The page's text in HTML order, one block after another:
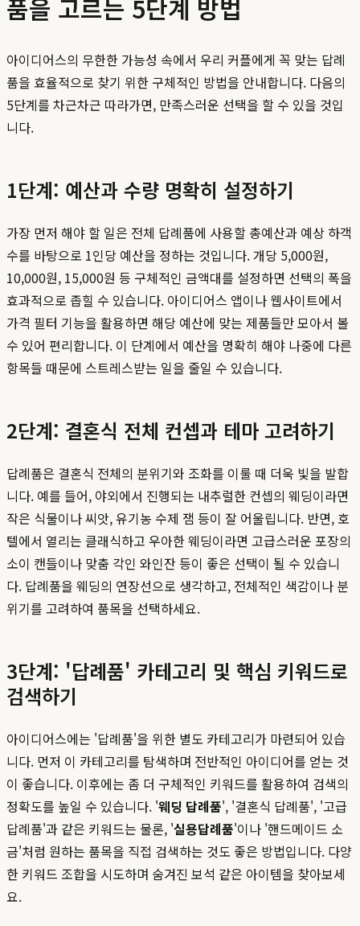
품을 고르는 5단계 방법
아이디어스의 무한한 가능성 속에서 우리 커플에게 꼭 맞는 답례
품을 효율적으로 찾기 위한 구체적인 방법을 안내합니다. 다음의
5단계를 차근차근 따라가면, 만족스러운 선택을 할 수 있을 것입
니다.
1단계: 예산과 수량 명확히 설정하기
가장 먼저 해야 할 일은 전체 답례품에 사용할 총예산과 예상 하객
수를 바탕으로 1인당 예산을 정하는 것입니다. 개당 5,000원,
10,000원, 15,000원 등 구체적인 금액대를 설정하면 선택의 폭을
효과적으로 좁힐 수 있습니다. 아이디어스 앱이나 웹사이트에서
가격 필터 기능을 활용하면 해당 예산에 맞는 제품들만 모아서 볼
수 있어 편리합니다. 이 단계에서 예산을 명확히 해야 나중에 다른
항목들 때문에 스트레스받는 일을 줄일 수 있습니다.
2단계: 결혼식 전체 컨셉과 테마 고려하기
답례품은 결혼식 전체의 분위기와 조화를 이룰 때 더욱 빛을 발합
니다. 예를 들어, 야외에서 진행되는 내추럴한 컨셉의 웨딩이라면
작은 식물이나 씨앗, 유기농 수제 잼 등이 잘 어울립니다. 반면, 호
텔에서 열리는 클래식하고 우아한 웨딩이라면 고급스러운 포장의
소이 캔들이나 맞춤 각인 와인잔 등이 좋은 선택이 될 수 있습니
다. 답례품을 웨딩의 연장선으로 생각하고, 전체적인 색감이나 분
위기를 고려하여 품목을 선택하세요.
3단계: '답례품' 카테고리 및 핵심 키워드로
검색하기
아이디어스에는 '답례품'을 위한 별도 카테고리가 마련되어 있습
니다. 먼저 이 카테고리를 탐색하며 전반적인 아이디어를 얻는 것
이 좋습니다. 이후에는 좀 더 구체적인 키워드를 활용하여 검색의
정확도를 높일 수 있습니다. '웨딩 답례품', '결혼식 답례품', '고급
답례품'과 같은 키워드는 물론, '실용답례품'이나 '핸드메이드 소
금'처럼 원하는 품목을 직접 검색하는 것도 좋은 방법입니다. 다양
한 키워드 조합을 시도하며 숨겨진 보석 같은 아이템을 찾아보세
요.